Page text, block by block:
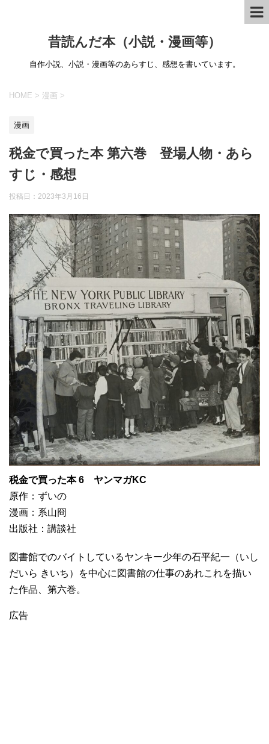
昔読んだ本（小説・漫画等）
自作小説、小説・漫画等のあらすじ、感想を書いています。
HOME > 漫画 >
漫画
税金で買った本 第六巻 登場人物・あら
すじ・感想
投稿日： 2023年3月16日
税金で買った本 6 ヤンマガKC
原作：ずいの
漫画：系山冏
出版社：講談社
図書館でのバイトしているヤンキー少年の石平紀一（いし
だいら きいち）を中心に図書館の仕事のあれこれを描い
た作品、第六巻。
広告